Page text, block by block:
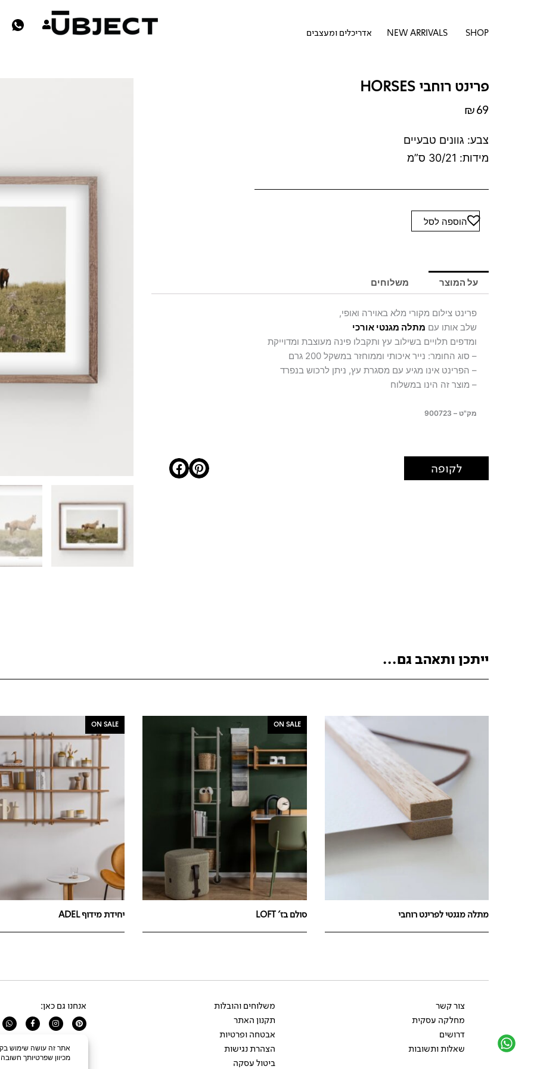
SHOP פתח SHOPNEW ARRIVALS אדריכלים ומעצבים
פרינט רוחבי HORSES
₪69
צבע: גוונים טבעיים
מידות: 30/21 ס”מ
כמות
של
HORSES
הוספה לסל
על המוצר משלוחים
פרינט צילום מקורי מלא באוירה ואופי,
שלב אותו עם מתלה מגנטי אורכי
ומדפים תלויים בשילוב עץ ותקבלו פינה מעוצבת ומדוייקת
– סוג החומר: נייר איכותי וממוחזר במשקל 200 גרם
– הפרינט אינו מגיע עם מסגרת עץ, ניתן לרכוש בנפרד
– מוצר זה הינו במשלוח
מק"ט – 900723
לקופה
ייתכן ותאהב גם...
מתלה מגנטי לפרינט רוחבי
ON SALE
סולם בז' LOFT
ON SALE
יחידת מידוף ADEL
צור קשר
מחלקה עסקית
דרושים
שאלות ותשובות
משלוחים והובלות
תקנון האתר
אבטחה ופרטיות
הצהרת נגישות
ביטול עסקה
אנחנו גם כאן:
Pinterest
Instagram
Facebook-
f